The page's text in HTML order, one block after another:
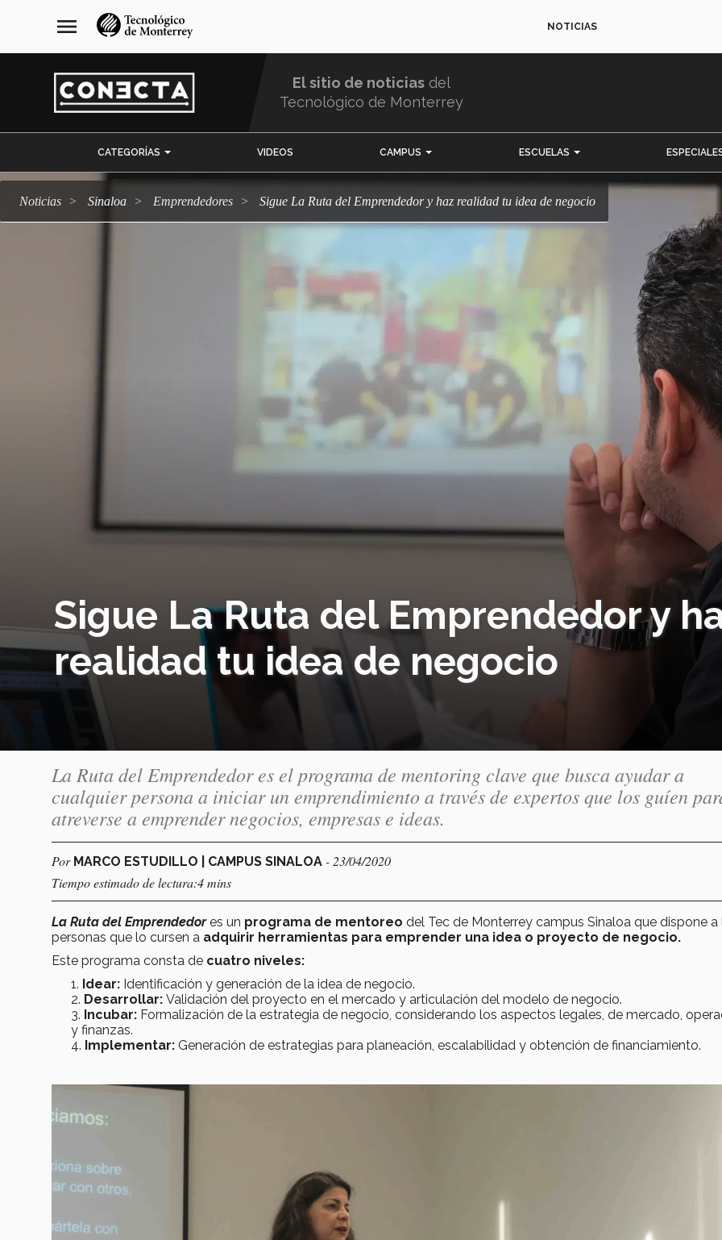
navegación
principal
menu NOTICIAS
El sitio de noticias del
Tecnológico de Monterrey
CATEGORÍAS VIDEOS CAMPUS ESCUELAS
Noticias Sinaloa emprendedores Sigue La Ruta del Emprendedor y haz realidad tu idea de negocio
Sigue La Ruta del Emprendedor y
realidad tu idea de negocio
La Ruta del Emprendedor es el programa de mentoring clave que busca ayudar a
cualquier persona a iniciar un emprendimiento a través de expertos que los guíen
atreverse a emprender negocios, empresas e ideas.
Por MARCO ESTUDILLO | CAMPUS SINALOA - 23/04/2020
Tiempo estimado de lectura:4 mins
La Ruta del Emprendedor es un programa de mentoreo del Tec de Monterrey campus Sinaloa que dispone a
personas que lo cursen a adquirir herramientas para emprender una idea o proyecto de negocio.
Este programa consta de cuatro niveles:
Idear: Identificación y generación de la idea de negocio.
Desarrollar: Validación del proyecto en el mercado y articulación del modelo de negocio.
Incubar: Formalización de la estrategia de negocio, considerando los aspectos legales, de mercado,
y finanzas.
Implementar: Generación de estrategias para planeación, escalabilidad y obtención de financiamiento.